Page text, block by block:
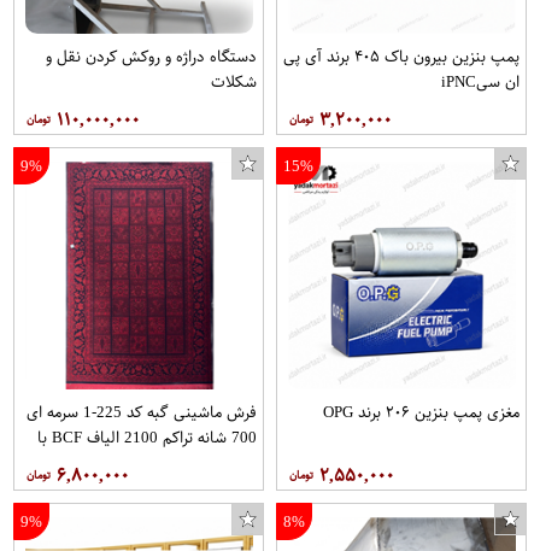
پمپ بنزین بیرون باک ۴۰۵ برند آی پی
ان سیiPNC
۳,۲۰۰,۰۰۰
دستگاه دراژه و روکش کردن نقل و
شکلات
۱۱۰,۰۰۰,۰۰۰
15%
مغزی پمپ بنزین ۲۰۶ برند OPG
۲,۵۵۰,۰۰۰
9%
فرش ماشینی گبه کد 225-1 سرمه ای
700 شانه تراکم 2100 الیاف BCF با
۶,۸۰۰,۰۰۰
8%
9%